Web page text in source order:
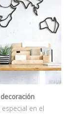
en el